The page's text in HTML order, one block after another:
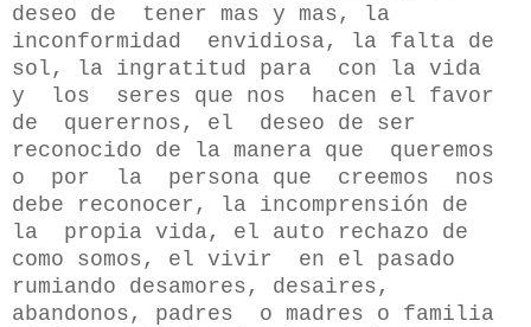
deseo de tener mas y mas, la
inconformidad envidiosa, la falta de
sol, la ingratitud para con la vida
y los seres que nos hacen el favor
de querernos, el deseo de ser
reconocido de la manera que queremos
o por la persona que creemos nos
debe reconocer, la incomprensión de
la propia vida, el auto rechazo de
como somos, el vivir en el pasado
rumiando desamores, desaires,
abandonos, padres o madres o familia